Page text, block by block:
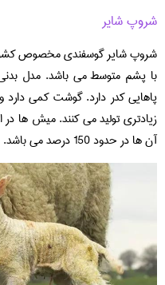
شروپ شایر
شروپ شایر گوسفندی مخصوص
با پشم متوسط می باشد. مدل
پاهایی کدر دارد. گوشت کمی
زیادتری تولید می کنند. میش ها در
آن ها در حدود 150 درصد می باشد.